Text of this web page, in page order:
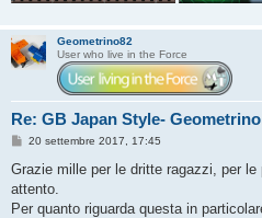
Geometrino82
User who live in the Force
Re: GB Japan Style-
M
s
a
g
20 settembre 2017, 17:45
Grazie mille per le dritte ragazzi, per
attento.
Per quanto riguarda questa in